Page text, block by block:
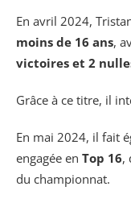
En avril 2024,
moins de 16 ans,
victoires et 2
Grâce à ce titre, il
En mai 2024, il fait
engagée en Top 16,
du championnat.